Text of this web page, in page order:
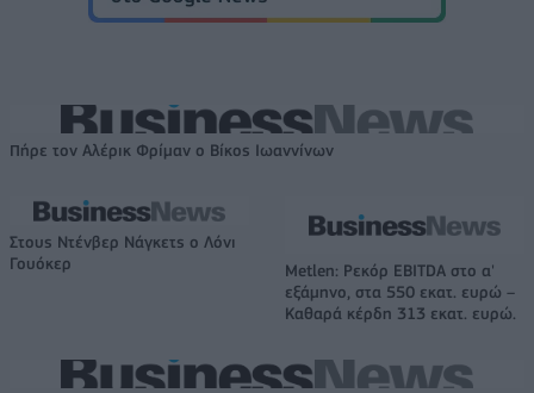
Πήρε τον Αλέρικ Φρίμαν ο Βίκος Ιωαννίνων
Στους Ντένβερ Νάγκετς ο Λόνι
Γουόκερ
Metlen: Ρεκόρ EBITDA στο α'
εξάμηνο, στα 550 εκατ. ευρώ –
Καθαρά κέρδη 313 εκατ. ευρώ.